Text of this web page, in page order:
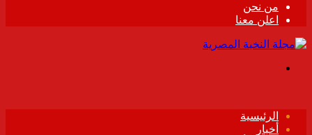
من نحن
اعلن معنا
الرئيسية
أخبار